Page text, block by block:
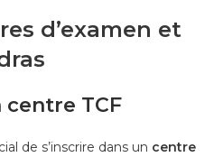
d’examen et
centre TCF
de s’inscrire dans un centre